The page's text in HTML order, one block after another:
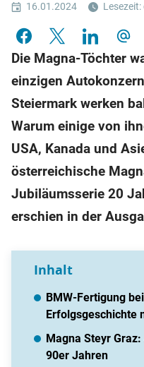
16.01.2024
Die Magna-Töchter
einzigen
Steiermark werken
Warum einige von
USA, Kanada und
österreichische
Jubiläumsserie 20
erschien in der
Inhalt
BMW-Fertigung
Erfolgsgeschichte
Magna Steyr
90er Jahren